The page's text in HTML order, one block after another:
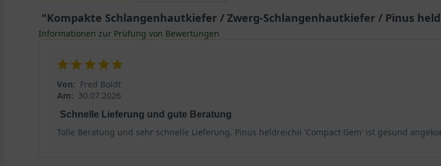
"Kompakte Schlangenhautkiefer / Zwerg-Schlangenhautkiefer / Pinus
Informationen zur Prüfung von Bewertungen
Von: Fred Boldt
Am: 30.07.2026
Schnelle Lieferung und gute Beratung
Tolle Beratung und sehr schnelle Lieferung. Pinus heldreichii 'Compact Gem' ist gesund